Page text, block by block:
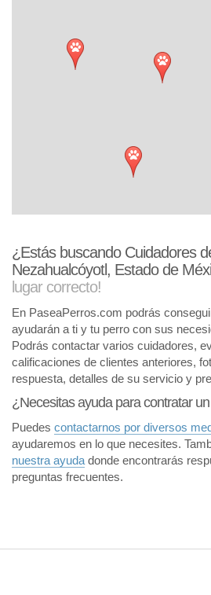
¿Estás buscando Cuidadores
Nezahualcóyotl, Estado de
lugar correcto!
En PaseaPerros.com podrás
ayudarán a ti y tu perro con sus
Podrás contactar varios cuidadores,
calificaciones de clientes anteriores,
respuesta, detalles de su servicio y
¿Necesitas ayuda para contratar
Puedes contactarnos por diversos
ayudaremos en lo que necesites.
nuestra ayuda donde encontrarás
preguntas frecuentes.